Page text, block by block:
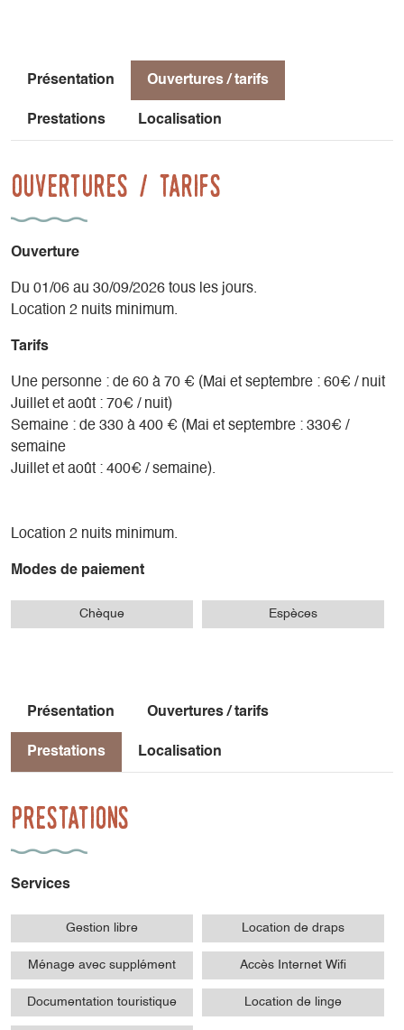
A proximité d'un arrêt autocar ligne T95 Grenoble-Mens
Présentation Ouvertures / tarifs
Prestations Localisation
Ouvertures / tarifs
Ouverture
Du 01/06 au 30/09/2026 tous les jours.
Location 2 nuits minimum.
Tarifs
Une personne : de 60 à 70 € (Mai et septembre : 60€ / nuit
Juillet et août : 70€ / nuit)
Semaine : de 330 à 400 € (Mai et septembre : 330€ /
semaine
Juillet et août : 400€ / semaine).
Location 2 nuits minimum.
Modes de paiement
Chèque Espèces
Présentation Ouvertures / tarifs
Prestations Localisation
Prestations
Services
Gestion libre Location de draps
Ménage avec supplément Accès Internet Wifi
Documentation touristique Location de linge